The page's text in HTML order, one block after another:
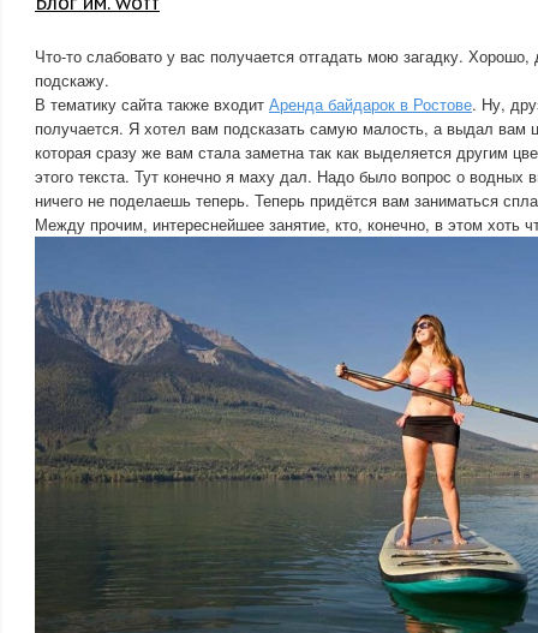
Что-то слабовато у вас получается отгадать мою загадку.
подскажу.
В тематику сайта также входит Аренда байдарок в Ростове. Ну,
получается. Я хотел вам подсказать самую малость, а выдал вам
которая сразу же вам стала заметна так как выделяется другим
этого текста. Тут конечно я маху дал. Надо было вопрос о водных
ничего не поделаешь теперь. Теперь придётся вам заниматься
Между прочим, интереснейшее занятие, кто, конечно, в этом хоть